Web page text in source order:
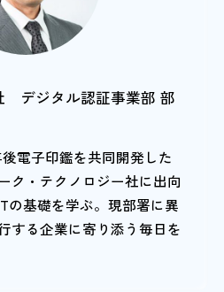
デジタル認証事業部 部
電子印鑑を共同開発した
ク・テクノロジー社に出向
の基礎を学ぶ。現部署に異
する企業に寄り添う毎日を